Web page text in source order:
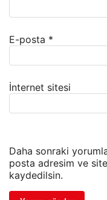
E-posta *
İnternet sitesi
Daha sonraki
posta adresim ve
kaydedilsin.